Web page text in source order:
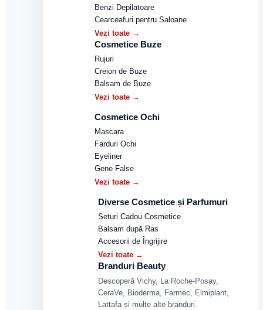
Benzi Depilatoare
Cearceafuri pentru Saloane
Vezi toate →
Cosmetice Buze
Rujuri
Creion de Buze
Balsam de Buze
Vezi toate →
Cosmetice Ochi
Mascara
Farduri Ochi
Eyeliner
Gene False
Vezi toate →
Diverse Cosmetice și Parfumuri
Seturi Cadou Cosmetice
Balsam după Ras
Accesorii de Îngrijire
Vezi toate →
Branduri Beauty
Descoperă Vichy, La Roche-Posay,
CeraVe, Bioderma, Farmec, Elmiplant,
Lattafa și multe alte branduri.